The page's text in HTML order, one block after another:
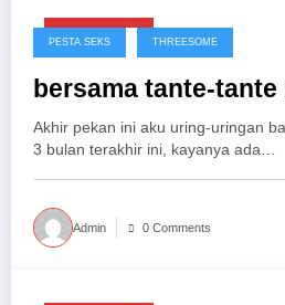
Maret 29, 2025
PESTA SEKS THREESOME
bersama tante-tante
Akhir pekan ini aku uring-uringan
3 bulan terakhir ini, kayanya ada…
Admin 0 Comments